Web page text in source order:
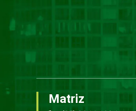
Matriz